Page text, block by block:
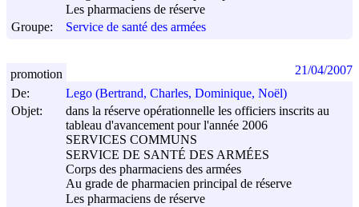
Les pharmaciens de réserve
Groupe:
Service de santé des armées
De:
Lego (Bertrand, Charles, Dominique, Noël)
Objet:
dans la réserve opérationnelle les officiers inscrits au
tableau d'avancement pour l'année 2006
SERVICES COMMUNS
SERVICE DE SANTÉ DES ARMÉES
Corps des pharmaciens des armées
Au grade de pharmacien principal de réserve
Les pharmaciens de réserve
promotion 21/04/2007